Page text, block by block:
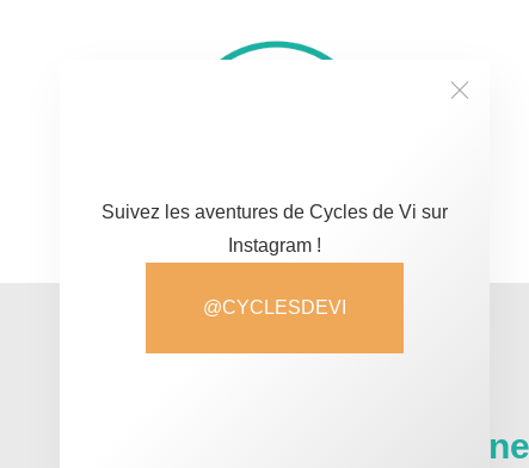
Atelier vélo à
Suivez les aventures de Cycles de Vi sur
Instagram !
@CYCLESDEVI